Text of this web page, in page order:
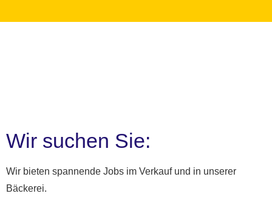
Wir suchen Sie:
Wir bieten spannende Jobs im Verkauf und in unserer
Bäckerei.